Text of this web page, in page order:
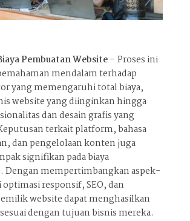
Pembuatan Website– Proses ini
mendalam terhadap
yang memengaruhi total biaya,
website yang diinginkan hingga
dan desain grafis yang
terkait platform, bahasa
dan pengelolaan konten juga
signifikan pada biaya
Dengan mempertimbangkan aspek-
responsif, SEO, dan
website dapat menghasilkan
dengan tujuan bisnis mereka.